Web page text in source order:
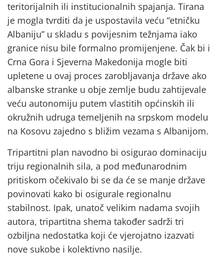
teritorijalnih ili institucionalnih spajanja. Tirana
je mogla tvrditi da je uspostavila veću “etničku
Albaniju” u skladu s povijesnim težnjama iako
granice nisu bile formalno promijenjene. Čak bi i
Crna Gora i Sjeverna Makedonija mogle biti
upletene u ovaj proces zarobljavanja države ako
albanske stranke u obje zemlje budu zahtijevale
veću autonomiju putem vlastitih općinskih ili
okružnih udruga temeljenih na srpskom modelu
na Kosovu zajedno s bližim vezama s Albanijom.
Tripartitni plan navodno bi osigurao dominaciju
triju regionalnih sila, a pod međunarodnim
pritiskom očekivalo bi se da će se manje države
povinovati kako bi osigurale regionalnu
stabilnost. Ipak, unatoč velikim nadama svojih
autora, tripartitna shema također sadrži tri
ozbiljna nedostatka koji će vjerojatno izazvati
nove sukobe i kolektivno nasilje.